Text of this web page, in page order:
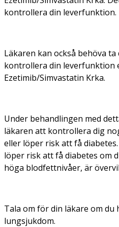
kontrollera din leverfunktion.
Läkaren kan också behöva
kontrollera din leverfunktion
Ezetimib/Simvastatin Krka.
Under behandlingen med
läkaren att kontrollera dig
eller löper risk att få
löper risk att få diabetes om
höga blodfettnivåer, är
Tala om för din läkare om du
lungsjukdom.